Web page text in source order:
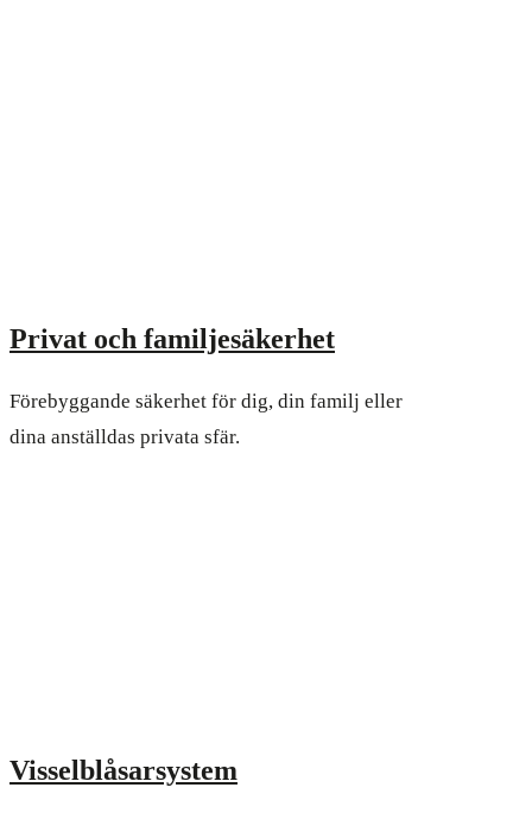
Privat och familjesäkerhet
Förebyggande säkerhet för dig, din familj eller
dina anställdas privata sfär.
Visselblåsarsystem